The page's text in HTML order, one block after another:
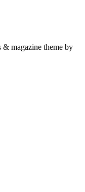
& magazine theme by